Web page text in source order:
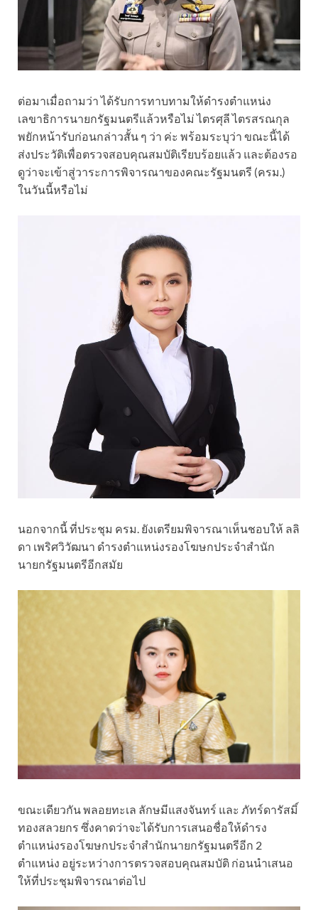
ต่อมาเมื่อถามว่า ได้รับการทาบทามให้ดำรงตำแหน่ง
เลขาธิการนายกรัฐมนตรีแล้วหรือไม่ ไตรศุลี ไตรสรณกุล
พยักหน้ารับก่อนกล่าวสั้น ๆ ว่า ค่ะ พร้อมระบุว่า ขณะนี้ได้
ส่งประวัติเพื่อตรวจสอบคุณสมบัติเรียบร้อยแล้ว และต้องรอ
ดูว่าจะเข้าสู่วาระการพิจารณาของคณะรัฐมนตรี (ครม.)
ในวันนี้หรือไม่
นอกจากนี้ ที่ประชุม ครม. ยังเตรียมพิจารณาเห็นชอบให้ ลลิ
ดา เพริศวิวัฒนา ดำรงตำแหน่งรองโฆษกประจำสำนัก
นายกรัฐมนตรีอีกสมัย
ขณะเดียวกัน พลอยทะเล ลักษมีแสงจันทร์ และ ภัทร์ดารัสมิ์
ทองสลวยกร ซึ่งคาดว่าจะได้รับการเสนอชื่อให้ดำรง
ตำแหน่งรองโฆษกประจำสำนักนายกรัฐมนตรีอีก 2
ตำแหน่ง อยู่ระหว่างการตรวจสอบคุณสมบัติ ก่อนนำเสนอ
ให้ที่ประชุมพิจารณาต่อไป